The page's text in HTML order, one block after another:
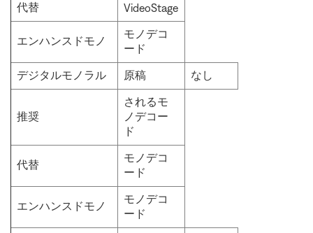
代替
VideoStage
エンハンスドモノ
モノデコ
ード
デジタルモノラル 原稿 なし
推奨
されるモ
ノデコー
ド
代替
モノデコ
ード
エンハンスドモノ
モノデコ
ード